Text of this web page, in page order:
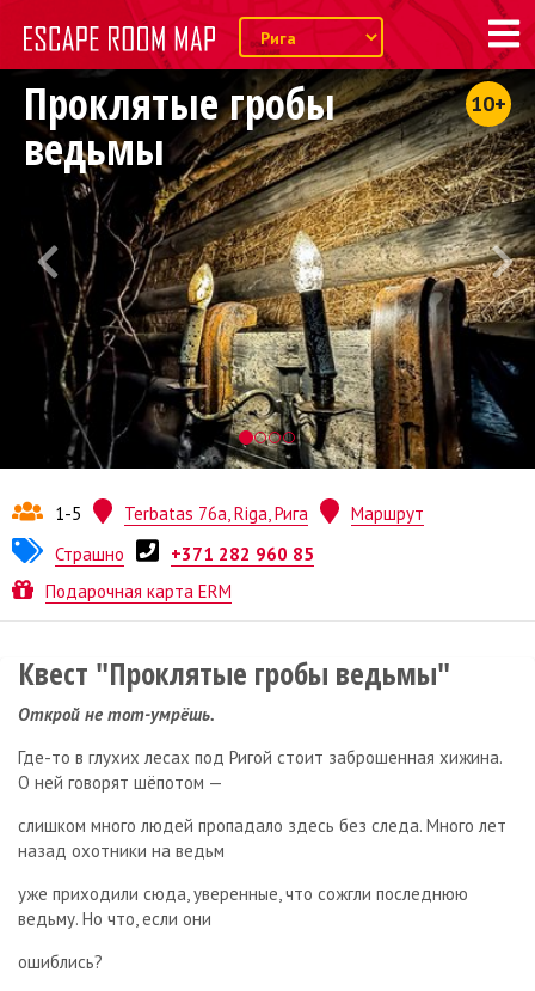
Проклятые гробы
ведьмы
10+
1-5 Terbatas 76a, Riga, Рига
Маршрут
Страшно
+371 282 960 85
Подарочная карта ERM
Квест "Проклятые гробы ведьмы"
Открой не тот-умрёшь.
Где-то в глухих лесах под Ригой стоит заброшенная хижина.
О ней говорят шёпотом —
слишком много людей пропадало здесь без следа. Много лет
назад охотники на ведьм
уже приходили сюда, уверенные, что сожгли последнюю
ведьму. Но что, если они
ошиблись?